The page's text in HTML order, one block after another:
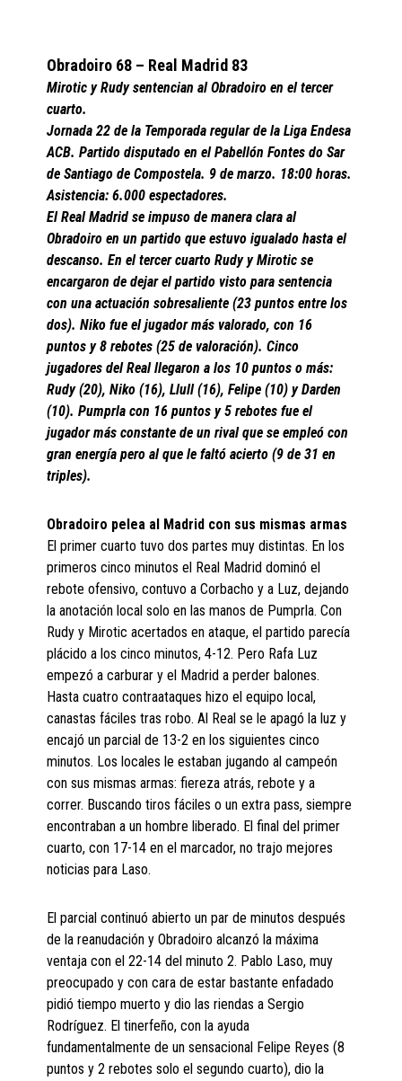
Obradoiro 68 – Real Madrid 83
Mirotic y Rudy sentencian al Obradoiro en el tercer
cuarto.
Jornada 22 de la Temporada regular de la Liga Endesa
ACB. Partido disputado en el Pabellón Fontes do Sar
de Santiago de Compostela. 9 de marzo. 18:00 horas.
Asistencia: 6.000 espectadores.
El Real Madrid se impuso de manera clara al
Obradoiro en un partido que estuvo igualado hasta el
descanso. En el tercer cuarto Rudy y Mirotic se
encargaron de dejar el partido visto para sentencia
con una actuación sobresaliente (23 puntos entre los
dos). Niko fue el jugador más valorado, con 16
puntos y 8 rebotes (25 de valoración). Cinco
jugadores del Real llegaron a los 10 puntos o más:
Rudy (20), Niko (16), Llull (16), Felipe (10) y Darden
(10). Pumprla con 16 puntos y 5 rebotes fue el
jugador más constante de un rival que se empleó con
gran energía pero al que le faltó acierto (9 de 31 en
triples).
Obradoiro pelea al Madrid con sus mismas armas
El primer cuarto tuvo dos partes muy distintas. En los
primeros cinco minutos el Real Madrid dominó el
rebote ofensivo, contuvo a Corbacho y a Luz, dejando
la anotación local solo en las manos de Pumprla. Con
Rudy y Mirotic acertados en ataque, el partido parecía
plácido a los cinco minutos, 4-12. Pero Rafa Luz
empezó a carburar y el Madrid a perder balones.
Hasta cuatro contraataques hizo el equipo local,
canastas fáciles tras robo. Al Real se le apagó la luz y
encajó un parcial de 13-2 en los siguientes cinco
minutos. Los locales le estaban jugando al campeón
con sus mismas armas: fiereza atrás, rebote y a
correr. Buscando tiros fáciles o un extra pass, siempre
encontraban a un hombre liberado. El final del primer
cuarto, con 17-14 en el marcador, no trajo mejores
noticias para Laso.
El parcial continuó abierto un par de minutos después
de la reanudación y Obradoiro alcanzó la máxima
ventaja con el 22-14 del minuto 2. Pablo Laso, muy
preocupado y con cara de estar bastante enfadado
pidió tiempo muerto y dio las riendas a Sergio
Rodríguez. El tinerfeño, con la ayuda
fundamentalmente de un sensacional Felipe Reyes (8
puntos y 2 rebotes solo el segundo cuarto), dio la